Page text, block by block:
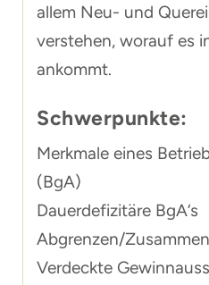
allem Neu- und
verstehen, worauf es
ankommt.
Schwerpunkte:
Merkmale eines
(BgA)
Dauerdefizitäre BgA‘s
Abgrenzen/
Verdeckte